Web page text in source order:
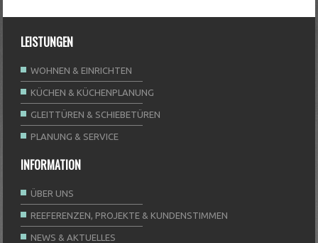
LEISTUNGEN
WOHNEN & EINRICHTEN
KÜCHEN & KÜCHENPLANUNG
GLEITTÜREN & SCHIEBETÜREN
PLANUNG & SERVICE
INFORMATION
ÜBER UNS
REEFERENZEN, PROJEKTE & KUNDENSTIMMEN
NEWS & AKTUELLES